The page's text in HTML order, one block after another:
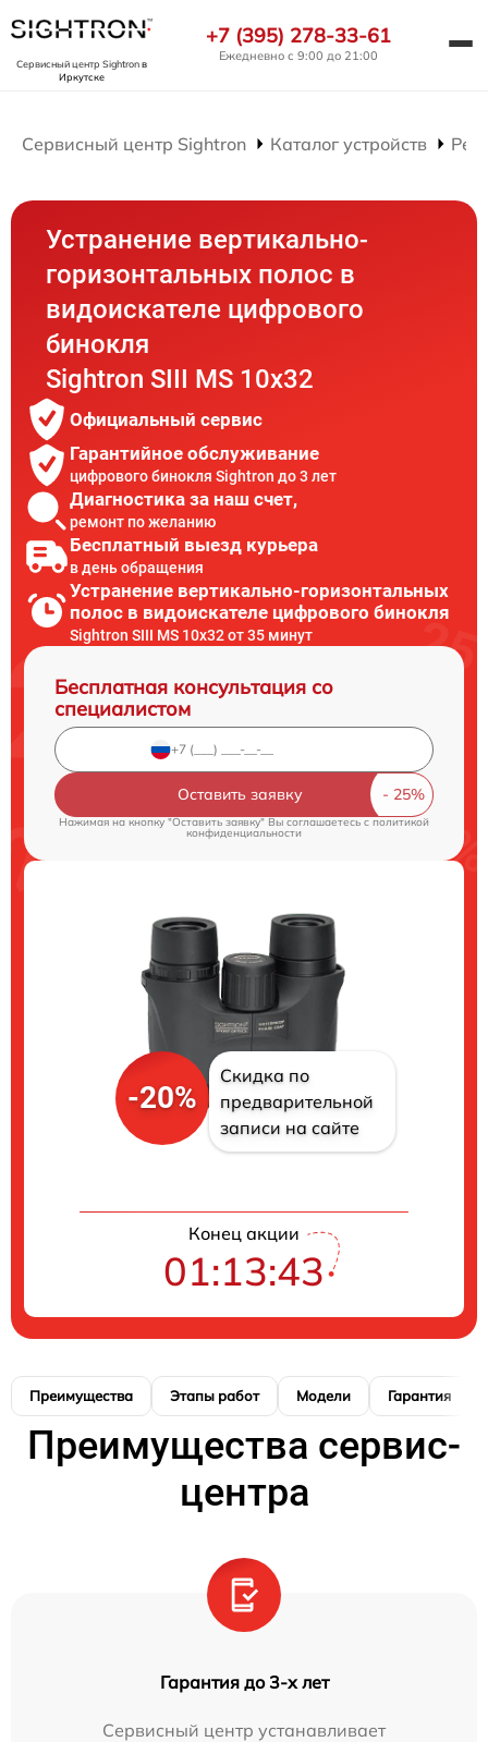
Сервисный центр Sightronв
Иркутске
+7 (395) 278-33-61
Ежедневно с 9:00 до 21:00
Сервисный центр Sightron Каталог устройств
Устранение вертикально-
горизонтальных полос в
видоискателе цифрового
бинокля
Sightron SIII MS 10x32
Официальный сервис
Гарантийное обслуживание
цифрового бинокля Sightron до 3 лет
Диагностика за наш счет,
ремонт по желанию
Бесплатный выезд курьера
в день обращения
Устранение вертикально-горизонтальных
полос в видоискателе цифрового бинокля
Sightron SIII MS 10x32 от 35 минут
Бесплатная консультация со
специалистом
Оставить заявку
Нажимая на кнопку "Оставить заявку" Вы соглашаетесь cполитикой
конфиденциальности
-20%
Скидка по
предварительной
записи на сайте
Конец акции
01:13:42
Преимущества Этапы работ Модели Гарантия
Преимущества сервис-
центра
Гарантия до 3-х лет
Сервисный центр устанавливает